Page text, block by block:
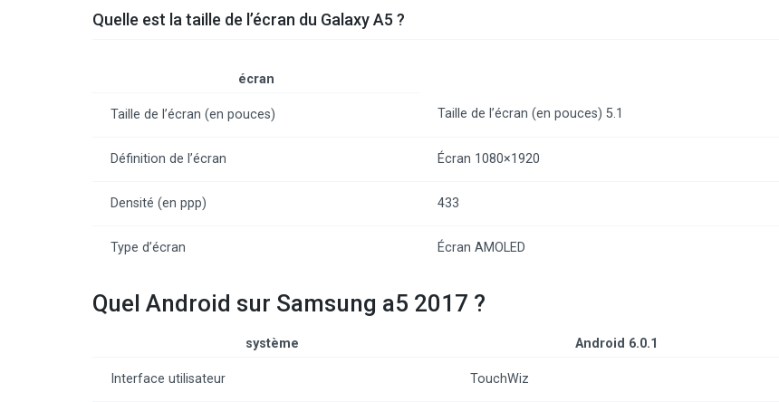
Quelle est la taille de l’écran du Galaxy A5 ?
écran
Taille de l’écran (en pouces) Taille de l’écran (en pouces) 5.1
Définition de l’écran Écran 1080×1920
Densité (en ppp) 433
Type d’écran Écran AMOLED
Quel Android sur Samsung a5 2017 ?
système Android 6.0.1
Interface utilisateur TouchWiz